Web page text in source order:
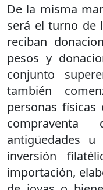
De la misma
será el turno de
reciban
pesos y
conjunto
también
personas
antigüedades
inversión
importación,